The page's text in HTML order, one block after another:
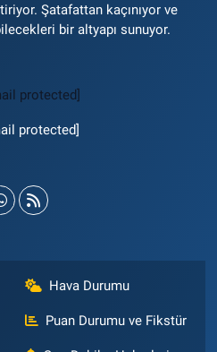
Şatafattan kaçınıyor ve
bir altyapı sunuyor.
protected]
protected]
Hava Durumu
Puan Durumu ve Fikstür